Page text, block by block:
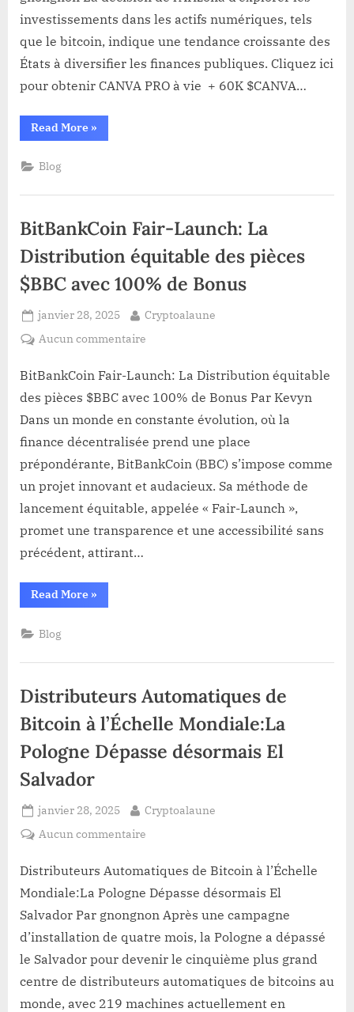
approuve
un
projet
de
loi
investissements dans les actifs numériques, tels
que le bitcoin, indique une tendance croissante des
États à diversifier les finances publiques. Cliquez ici
pour obtenir CANVA PRO à vie + 60K $CANVA…
Read More“Le
projet
pour
créer
une
réserve
stratégique
de
Bitcoin”
»
Blog
BitBankCoin Fair-Launch: La
Distribution équitable des pièces
$BBC avec 100% de Bonus
Posted
on
janvier 28, 2025 By
Cryptoalaune
Aucun commentaire
Fair-
Launch:
Distribution
équitable
des
pièces
avec
100%
BitBankCoin Fair-Launch: La Distribution équitable
des pièces $BBC avec 100% de Bonus Par Kevyn
Dans un monde en constante évolution, où la
finance décentralisée prend une place
prépondérante, BitBankCoin (BBC) s’impose comme
un projet innovant et audacieux. Sa méthode de
lancement équitable, appelée « Fair-Launch »,
promet une transparence et une accessibilité sans
précédent, attirant…
Read More“BitBankCoin
Fair-
des
avec
100%
de
Bonus”
»
Blog
Distributeurs Automatiques de
Bitcoin à l’Échelle Mondiale:La
Pologne Dépasse désormais El
Salvador
Posted
on
janvier 28, 2025 By
Cryptoalaune
Aucun commentaire
Automatiques
de
à
l’Échelle
Mondiale:La
Pologne
Dépasse
Distributeurs Automatiques de Bitcoin à l’Échelle
Mondiale:La Pologne Dépasse désormais El
Salvador Par gnongnon Après une campagne
d’installation de quatre mois, la Pologne a dépassé
le Salvador pour devenir le cinquième plus grand
centre de distributeurs automatiques de bitcoins au
monde, avec 219 machines actuellement en